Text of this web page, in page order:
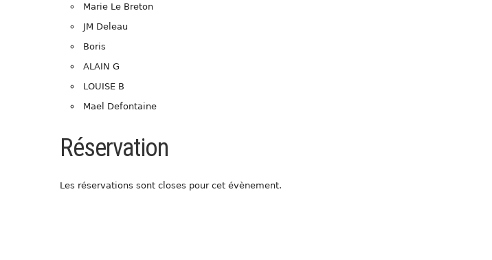
Marie Le Breton
JM Deleau
Boris
ALAIN G
LOUISE B
Mael Defontaine
Réservation
Les réservations sont closes pour cet évènement.